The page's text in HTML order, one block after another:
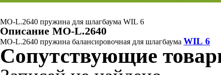
MO-L.2640 пружина для шлагбаума WIL 6
Описание MO-L.2640
MO-L.2640 пружина балансировочная для шлагбаума WIL 6
Сопутствующие